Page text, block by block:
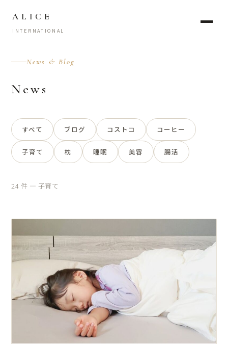
ALICE
INTERNATIONAL
News & Blog
News
すべて ブログ コストコ コーヒー
子育て 枕 睡眠 美容 腸活
24 件 — 子育て